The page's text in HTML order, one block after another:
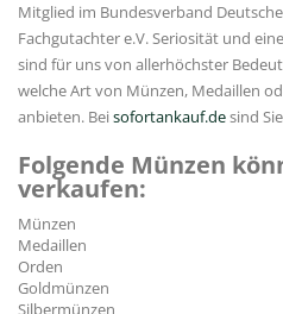
Mitglied im Bundesverband
Fachgutachter e.V. Seriosität und
sind für uns von allerhöchster
welche Art von Münzen, Medaillen
anbieten. Beisofortankauf.desind
Folgende Münzen
verkaufen:
Münzen
Medaillen
Orden
Goldmünzen
Silbermünzen